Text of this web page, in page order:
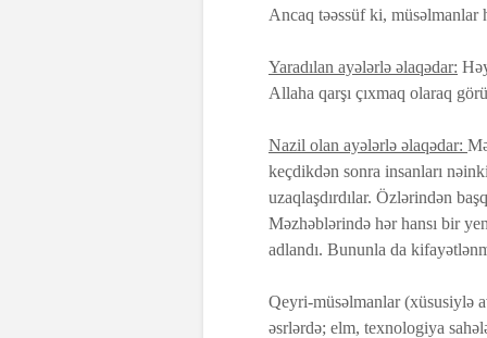
Ancaq təəssüf ki, müsəlmanlar
Yaradılan ayələrlə əlaqədar:
Allaha qarşı çıxmaq olaraq
Nazil olan ayələrlə əlaqədar:
keçdikdən sonra insanları
uzaqlaşdırdılar. Özlərindən
Məzhəblərində hər hansı bir
adlandı. Bununla da
Qeyri-müsəlmanlar (xüsusiylə
əsrlərdə; elm, texnologiya